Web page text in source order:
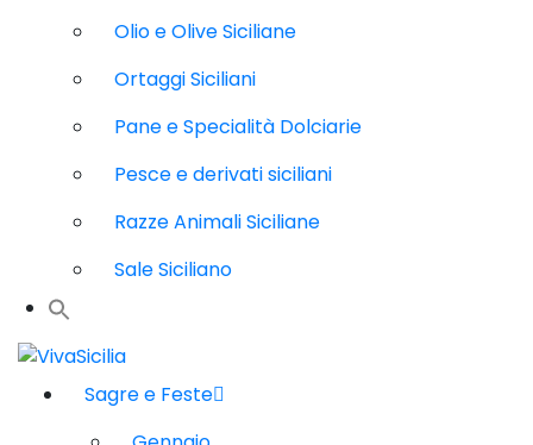
Olio e Olive Siciliane
Ortaggi Siciliani
Pane e Specialità Dolciarie
Pesce e derivati siciliani
Razze Animali Siciliane
Sale Siciliano
Sagre e Feste